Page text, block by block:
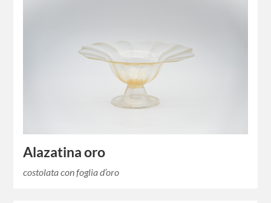
Alazatina oro
costolata con foglia d’oro